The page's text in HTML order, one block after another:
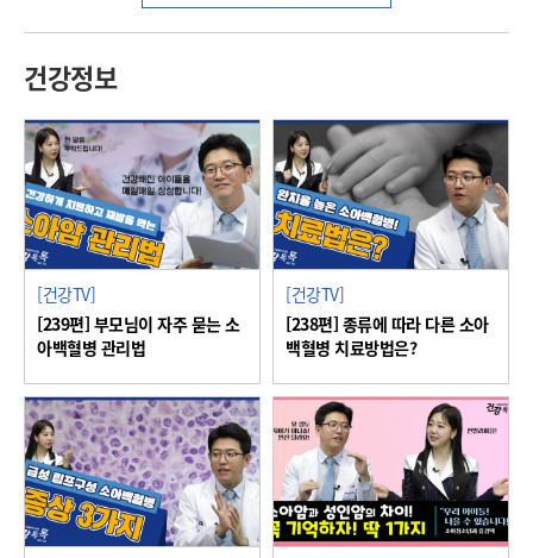
건강정보
[건강TV]
[239편] 부모님이 자주 묻는 소
아백혈병 관리법
[건강TV]
[238편] 종류에 따라 다른 소아
백혈병 치료방법은?